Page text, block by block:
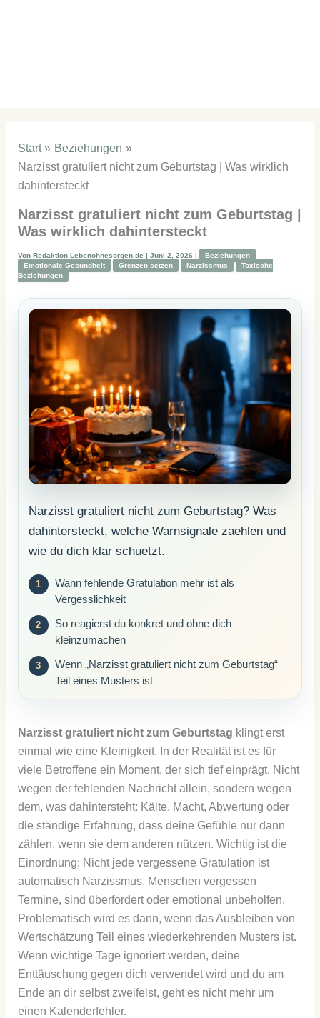
Start
Beziehungen
Narzisst gratuliert nicht zum Geburtstag | Was wirklich
dahintersteckt
Narzisst gratuliert nicht zum Geburtstag |
Was wirklich dahintersteckt
Von Redaktion Lebenohnesorgen.de | Juni 2, 2026 |
Beziehungen
Emotionale Gesundheit
Grenzen setzen Narzissmus
Toxische
Beziehungen
Narzisst gratuliert nicht zum Geburtstag? Was
dahintersteckt, welche Warnsignale zaehlen und
wie du dich klar schuetzt.
Wann fehlende Gratulation mehr ist als
Vergesslichkeit
So reagierst du konkret und ohne dich
kleinzumachen
Wenn „Narzisst gratuliert nicht zum Geburtstag“
Teil eines Musters ist
Narzisst gratuliert nicht zum Geburtstag klingt erst
einmal wie eine Kleinigkeit. In der Realität ist es für
viele Betroffene ein Moment, der sich tief einprägt. Nicht
wegen der fehlenden Nachricht allein, sondern wegen
dem, was dahintersteht: Kälte, Macht, Abwertung oder
die ständige Erfahrung, dass deine Gefühle nur dann
zählen, wenn sie dem anderen nützen. Wichtig ist die
Einordnung: Nicht jede vergessene Gratulation ist
automatisch Narzissmus. Menschen vergessen
Termine, sind überfordert oder emotional unbeholfen.
Problematisch wird es dann, wenn das Ausbleiben von
Wertschätzung Teil eines wiederkehrenden Musters ist.
Wenn wichtige Tage ignoriert werden, deine
Enttäuschung gegen dich verwendet wird und du am
Ende an dir selbst zweifelst, geht es nicht mehr um
einen Kalenderfehler.